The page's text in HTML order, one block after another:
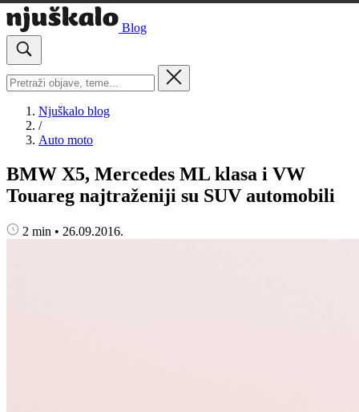
Blog
Njuškalo blog
/
Auto moto
BMW X5, Mercedes ML klasa i VW
Touareg najtraženiji su SUV automobili
2 min • 26.09.2016.